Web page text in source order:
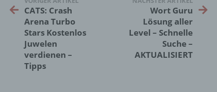
CATS: Crash
Arena Turbo
Stars Kostenlos
Juwelen
verdienen –
Tipps
Wort Guru
Lösung aller
Level – Schnelle
Suche –
AKTUALISIERT
18069 Lambrechtshagen
Cookies / SessionStorage / LocalStorage